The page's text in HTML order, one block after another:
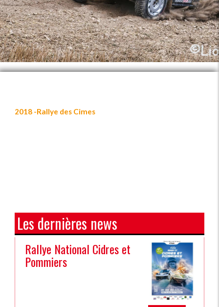
2018 -Rallye des Cimes
Les dernières news
Rallye National Cidres et
Pommiers